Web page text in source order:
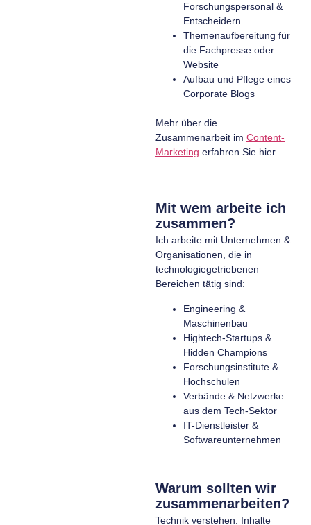
Forschungspersonal &
Entscheidern
Themenaufbereitung für
die Fachpresse oder
Website
Aufbau und Pflege eines
Corporate Blogs
Mehr über die
Zusammenarbeit im Content-
Marketing erfahren Sie hier.
Mit wem arbeite ich
zusammen?
Ich arbeite mit Unternehmen &
Organisationen, die in
technologiegetriebenen
Bereichen tätig sind:
Engineering &
Maschinenbau
Hightech-Startups &
Hidden Champions
Forschungsinstitute &
Hochschulen
Verbände & Netzwerke
aus dem Tech-Sektor
IT-Dienstleister &
Softwareunternehmen
Warum sollten wir
zusammenarbeiten?
Technik verstehen. Inhalte